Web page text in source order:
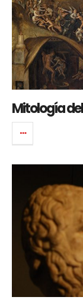
Mitología